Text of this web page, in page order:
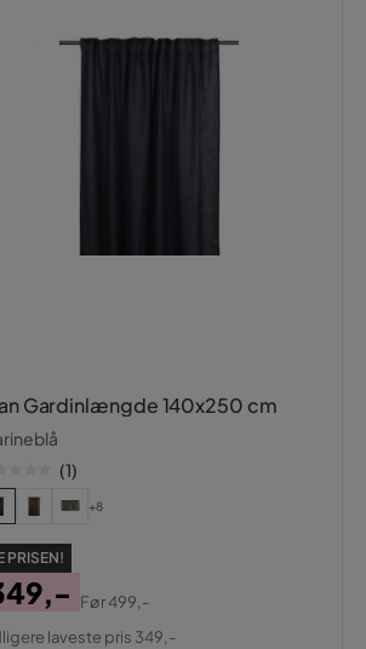
Gardinlængde 140x250 cm
(1)
+8
PRISEN!
Før499,-
laveste pris 349,-